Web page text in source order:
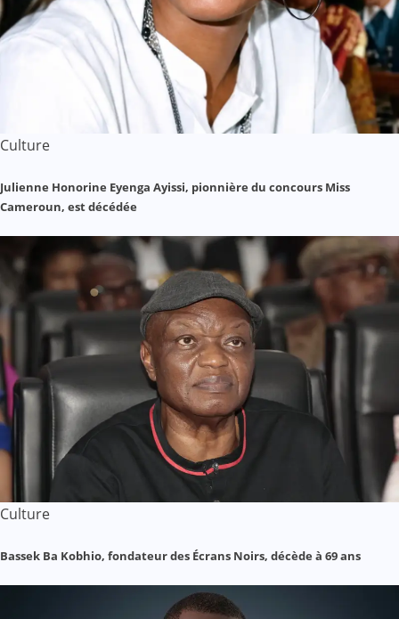
Culture
Julienne Honorine Eyenga Ayissi, pionnière du concours Miss
Cameroun, est décédée
Culture
Bassek Ba Kobhio, fondateur des Écrans Noirs, décède à 69 ans